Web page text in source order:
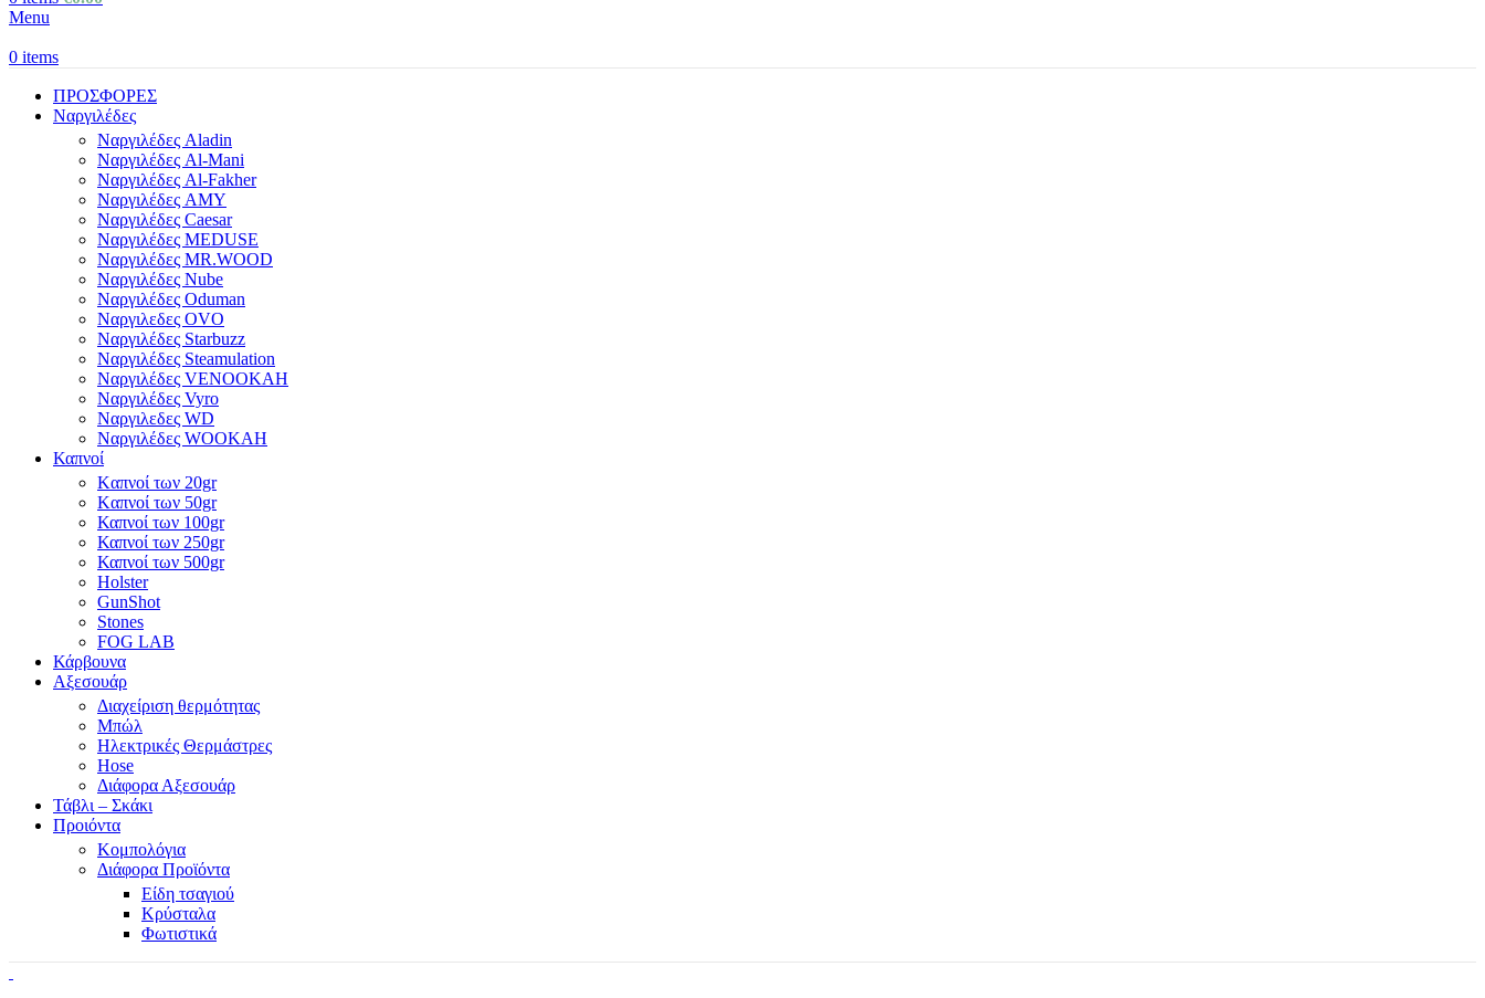
Menu
0 items
ΠΡΟΣΦΟΡΕΣ
Ναργιλέδες
Ναργιλέδες Aladin
Ναργιλέδες Al-Mani
Ναργιλέδες Al-Fakher
Ναργιλέδες AΜΥ
Ναργιλέδες Caesar
Ναργιλέδες MEDUSE
Ναργιλέδες MR.WOOD
Ναργιλέδες Nube
Ναργιλέδες Oduman
Ναργιλεδες OVO
Ναργιλέδες Starbuzz
Ναργιλέδες Steamulation
Ναργιλέδες VENOOKAH
Ναργιλέδες Vyro
Ναργιλεδες WD
Ναργιλέδες WOOKAH
Καπνοί
Kαπνοί των 20gr
Kαπνοί των 50gr
Καπνοί των 100gr
Καπνοί των 250gr
Καπνοί των 500gr
Holster
GunShot
Stones
FOG LAB
Κάρβουνα
Αξεσουάρ
Διαχείριση θερμότητας
Μπώλ
Ηλεκτρικές Θερμάστρες
Hose
Διάφορα Αξεσουάρ
Τάβλι – Σκάκι
Προιόντα
Κομπολόγια
Διάφορα Προϊόντα
Είδη τσαγιού
Κρύσταλα
Φωτιστικά